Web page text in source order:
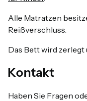
Alle Matratzen
Reißverschluss.
Das Bett wird
Kontakt
Haben Sie Fragen